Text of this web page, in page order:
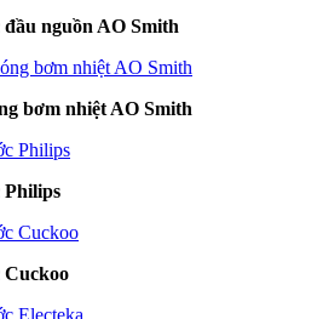
nguồn AO Smith
bơm nhiệt AO Smith
Philips
Cuckoo